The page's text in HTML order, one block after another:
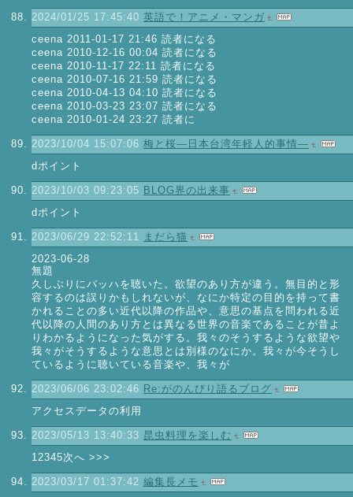
2024/01/25 17:45:40 英語で！アニメ・マンガ
ceena 2011-01-17 21:46 読者になる
ceena 2010-12-16 00:04 読者になる
ceena 2010-11-17 22:11 読者になる
ceena 2010-07-16 21:59 読者になる
ceena 2010-04-13 04:10 読者になる
ceena 2010-03-23 23:07 読者になる
ceena 2010-01-24 23:27 読者に
2023/10/04 15:07:06 梅と桜―日本台湾年軽人的事情―
dポイント
2023/10/03 09:23:05 BLOG界の出来事
dポイント
2023/06/29 22:52:11 まだら猫
2023-06-28
無題
久しぶりにバッハを聴いた。欲望のあり方が違う。無目的と形
容するのは誤りかもしれないが、なにか特定の目的を持って書
かれることの多い近代以降の作品や、意思の基点を問われる近
代以降の人間のあり方とは異なる世界の音楽であることが昔よ
りわかるようになった気がする。我々のそうするような欲望や
我々がそうするような意思とは別様のなにか。我々が今そうし
ているように聴いている音楽や、我々が
2023/06/06 23:02:46 Re:がのんびり語るブログ
アクセスデータの利用
2023/05/13 13:40:33 昆虫料理を楽しむ
12345次へ >>>
2023/03/17 01:37:42 編集長メモ